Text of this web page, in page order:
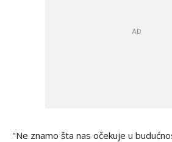
"Ne znamo šta nas očekuje u